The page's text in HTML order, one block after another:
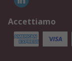
Accettiamo